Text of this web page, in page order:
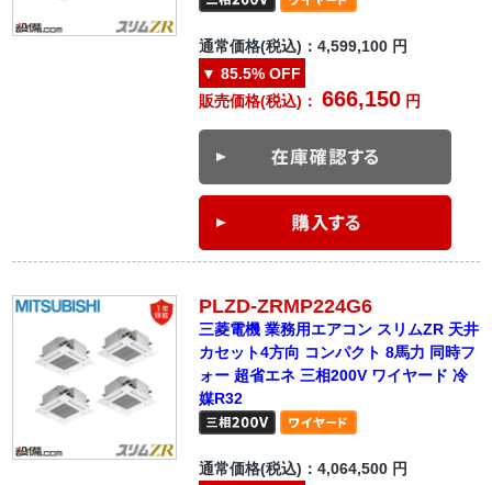
通常価格(税込)：4,599,100 円
▼ 85.5% OFF
販売価格(税込)：666,150 円
PLZD-ZRMP224G6
三菱電機 業務用エアコン スリムZR 天井
カセット4方向 コンパクト 8馬力 同時フ
ォー 超省エネ 三相200V ワイヤード 冷
媒R32
通常価格(税込)：4,064,500 円